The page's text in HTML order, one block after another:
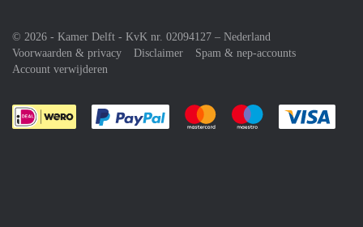
© 2026 - Kamer Delft - KvK nr. 02094127 – Nederland
Voorwaarden & privacy
Disclaimer
Spam & nep-accounts
Account verwijderen
Je rekent gemakkelijk af met Paypal
Je rekent gemakkelijk af met
Je rekent